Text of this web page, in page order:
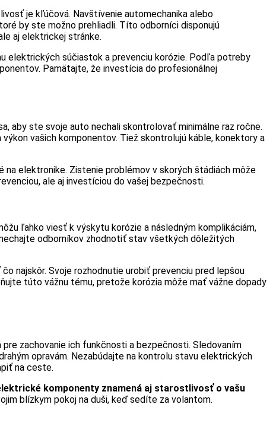
je kľúčová. Navštívenie automechanika alebo
by ste možno prehliadli. Títo odborníci disponujú
aj elektrickej stránke.
elektrických súčiastok a prevenciu korózie. Podľa potreby
Pamätajte, že investícia do profesionálnej
aby ste svoje auto nechali skontrolovať minimálne raz ročne.
vašich komponentov. Tiež skontrolujú káble, konektory a
elektronike. Zistenie problémov v skorých štádiách môže
ale aj investíciou do vašej bezpečnosti.
ľahko viesť k výskytu korózie a následným komplikáciám,
odborníkov zhodnotiť stav všetkých dôležitých
najskôr. Svoje rozhodnutie urobiť prevenciu pred lepšou
túto vážnu tému, pretože korózia môže mať vážne dopady
pre zachovanie ich funkčnosti a bezpečnosti. Sledovaním
opravám. Nezabúdajte na kontrolu stavu elektrických
na ceste.
komponenty znamená aj starostlivosť o vašu
blízkym pokoj na duši, keď sedíte za volantom.